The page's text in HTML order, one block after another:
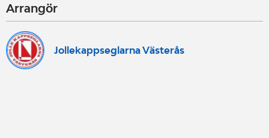
Arrangör
Jollekappseglarna Västerås